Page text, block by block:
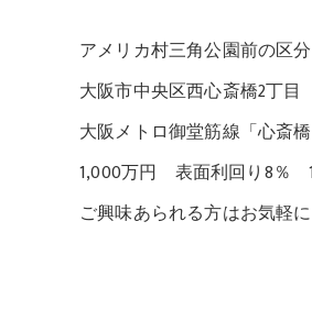
アメリカ村三角公園前の区
大阪市中央区西心斎橋2丁目
大阪メトロ御堂筋線「心斎
1,000万円 表面利回り8％
ご興味あられる方はお気軽